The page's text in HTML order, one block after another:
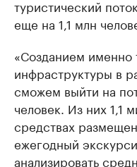
туристический
еще на 1,1 млн
«Созданием именно
инфраструктуры в
сможем выйти на
человек. Из них 1,1
средствах
ежегодный
анализировать